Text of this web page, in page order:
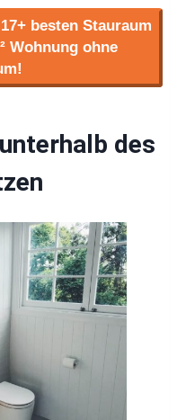
besten Stauraum
Wohnung ohne
des